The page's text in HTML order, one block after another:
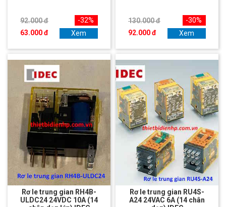
92.000 đ
63.000 đ
-32%
Xem
130.000 đ
92.000 đ
-30%
Xem
Rơ le trung gian RH4B-
ULDC24 24VDC 10A (14
Rơ le trung gian RU4S-
A24 24VAC 6A (14 chân